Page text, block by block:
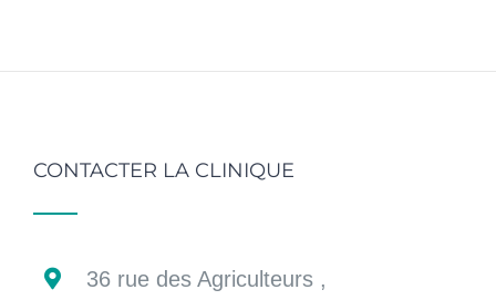
CONTACTER LA CLINIQUE
36 rue des Agriculteurs ,